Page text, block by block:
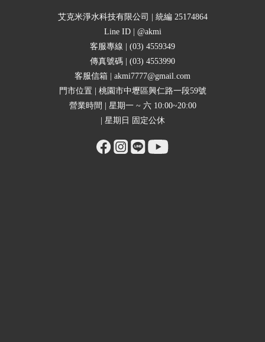
艾克米淨水科技有限公司 | 統編 25174864
Line ID | @akmi
客服專線 | (03) 4559349
傳真號碼 | (03) 4553990
客服信箱 | akmi7777@gmail.com
門市位置 | 桃園市中壢區興仁路一段59號
營業時間 | 星期一 ~ 六 10:00~20:00
| 星期日 固定公休